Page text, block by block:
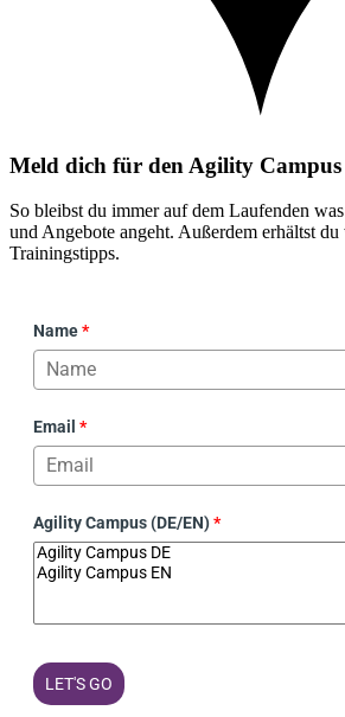
Meld dich für den Agility Campus
So bleibst du immer auf dem Laufenden
und Angebote angeht. Außerdem erhältst
Trainingstipps.
Name*
Email *
Agility Campus (DE/EN)*
LET'S GO